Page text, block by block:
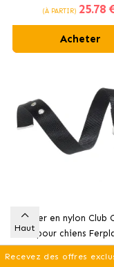
(À PARTIR) 25.78
Acheter
Collier en nylon Club
pour chiens
5.09 €
Recevez des offres
Haut